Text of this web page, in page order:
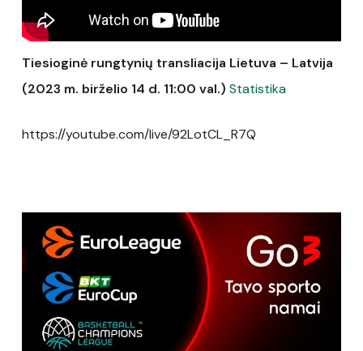
Tiesioginė rungtynių transliacija Lietuva – Latvija
(2023 m. birželio 14 d. 11:00 val.) Statistika
https://youtube.com/live/92LotCL_R7Q